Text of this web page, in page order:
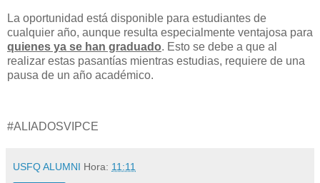
La oportunidad está disponible para estudiantes de
cualquier año, aunque resulta especialmente ventajosa para
quienes ya se han graduado. Esto se debe a que al
realizar estas pasantías mientras estudias, requiere de una
pausa de un año académico.
#ALIADOSVIPCE
USFQ ALUMNI Hora: 11:11